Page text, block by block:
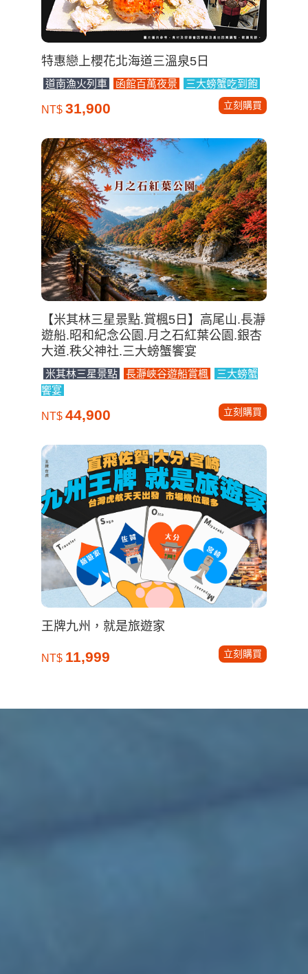
特惠戀上櫻花北海道三溫泉5日
道南漁火列車 函館百萬夜景 三大螃蟹吃到飽
NT$ 31,900 立刻購買
【米其林三星景點.賞楓5日】高尾山.長瀞
遊船.昭和紀念公園.月之石紅葉公園.銀杏
大道.秩父神社.三大螃蟹饗宴
米其林三星景點 長瀞峽谷遊船賞楓
三大螃蟹
饗宴
NT$ 44,900 立刻購買
王牌九州，就是旅遊家
NT$ 11,999 立刻購買